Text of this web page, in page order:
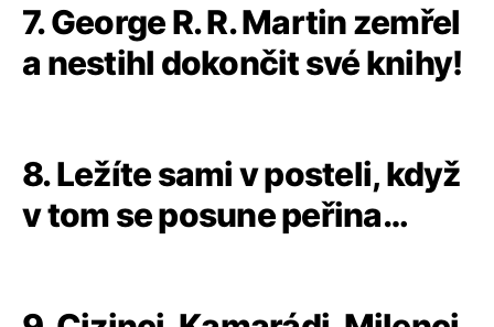
7. George R. R. Martin zemřel
a nestihl dokončit své knihy!
8. Ležíte sami v posteli, když
v tom se posune peřina…